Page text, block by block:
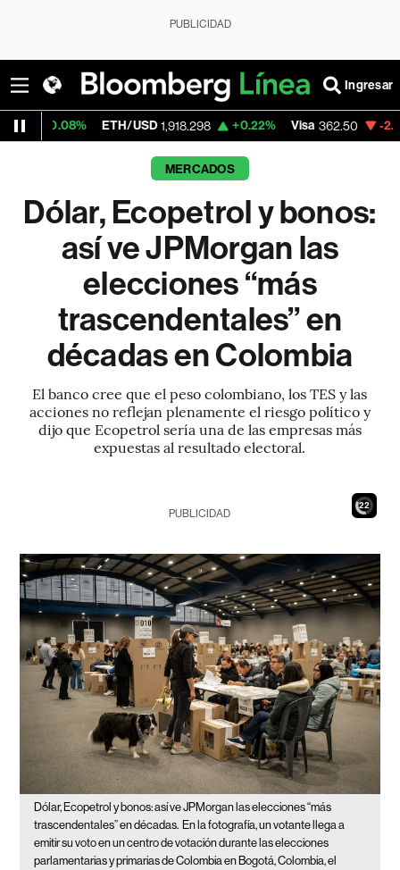
PUBLICIDAD
Ingresar
ETH/USD 1,918.298 +0.22% Visa 362.50 -2.15%
MERCADOS
Dólar, Ecopetrol y bonos:
así ve JPMorgan las
elecciones “más
trascendentales” en
décadas en Colombia
El banco cree que el peso colombiano, los TES y las
acciones no reflejan plenamente el riesgo político y
dijo que Ecopetrol sería una de las empresas más
expuestas al resultado electoral.
21
PUBLICIDAD
Dólar, Ecopetrol y bonos: así ve JPMorgan las elecciones “más
trascendentales” en décadas. En la fotografía, un votante llega a
emitir su voto en un centro de votación durante las elecciones
parlamentarias y primarias de Colombia en Bogotá, Colombia, el